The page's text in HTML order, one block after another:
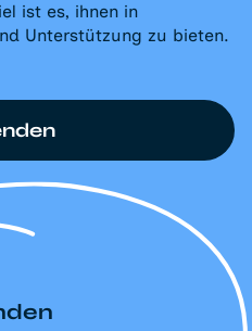
ist es, ihnen in
Unterstützung zu bieten.